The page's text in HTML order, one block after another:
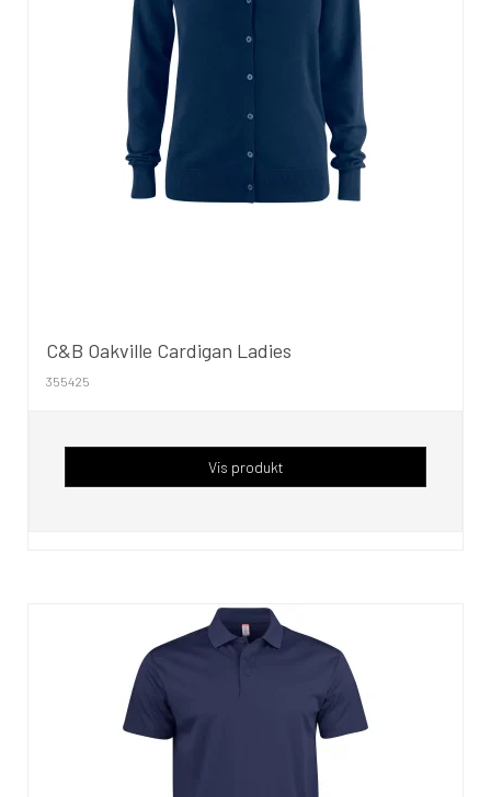
C&B Oakville Cardigan Ladies
355425
Vis produkt